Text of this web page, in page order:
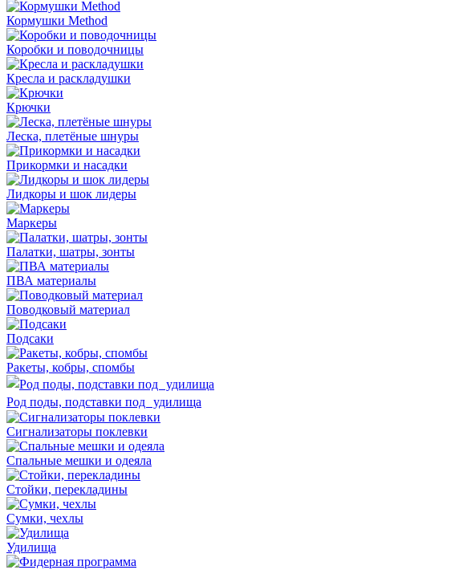
Кормушки Method
Коробки и поводочницы
Кресла и раскладушки
Крючки
Леска, плетёные шнуры
Прикормки и насадки
Лидкоры и шок лидеры
Маркеры
Палатки, шатры, зонты
ПВА материалы
Поводковый материал
Подсаки
Ракеты, кобры, спомбы
Род поды, подставки под удилища
Сигнализаторы поклевки
Спальные мешки и одеяла
Стойки, перекладины
Сумки, чехлы
Удилища